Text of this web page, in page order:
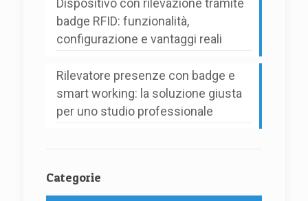
Dispositivo con rilevazione tramite
badge RFID: funzionalità,
configurazione e vantaggi reali
Rilevatore presenze con badge e
smart working: la soluzione giusta
per uno studio professionale
Categorie